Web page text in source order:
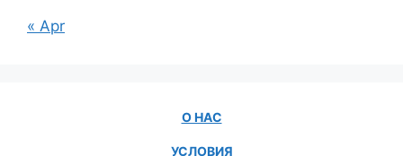
« Apr
О НАС
УСЛОВИЯ